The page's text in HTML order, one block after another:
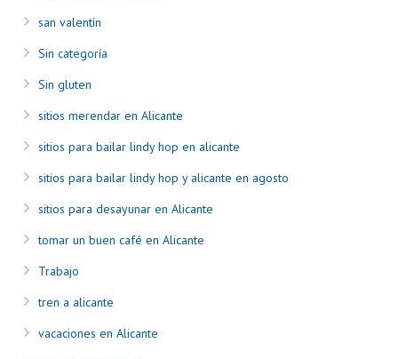
san valentín
Sin categoría
Sin gluten
sitios merendar en Alicante
sitios para bailar lindy hop en alicante
sitios para bailar lindy hop y alicante en agosto
sitios para desayunar en Alicante
tomar un buen café en Alicante
Trabajo
tren a alicante
vacaciones en Alicante